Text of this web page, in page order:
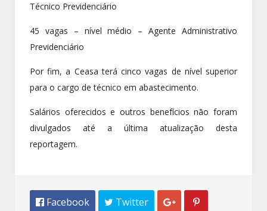
Técnico Previdenciário
45 vagas – nível médio – Agente Administrativo
Previdenciário
Por fim, a Ceasa terá cinco vagas de nível superior
para o cargo de técnico em abastecimento.
Salários oferecidos e outros benefícios não foram
divulgados até a última atualização desta
reportagem.
 Facebook  Twitter  